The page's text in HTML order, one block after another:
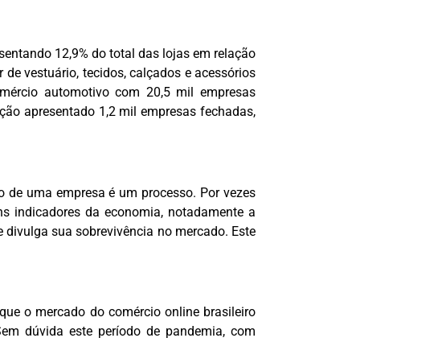
12,9% do total das lojas em relação
vestuário, tecidos, calçados e acessórios
automotivo com 20,5 mil empresas
apresentado 1,2 mil empresas fechadas,
uma empresa é um processo. Por vezes
indicadores da economia, notadamente a
sua sobrevivência no mercado. Este
o mercado do comércio online brasileiro
dúvida este período de pandemia, com